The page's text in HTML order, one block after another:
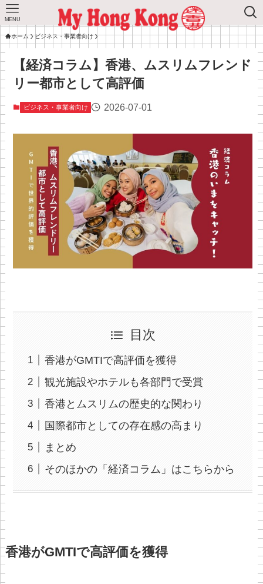
MENU
ホーム ビジネス・事業者向け
【経済コラム】香港、ムスリムフレンド
リー都市として高評価
ビジネス・事業者向け 2026-07-01
目次
香港がGMTIで高評価を獲得
観光施設やホテルも各部門で受賞
香港とムスリムの歴史的な関わり
国際都市としての存在感の高まり
まとめ
そのほかの「経済コラム」はこちらから
香港がGMTIで高評価を獲得